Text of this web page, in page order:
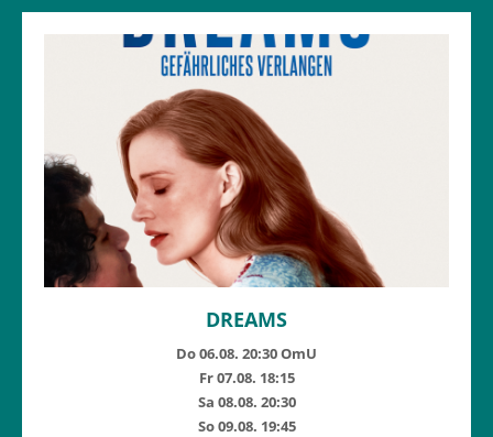
DREAMS
Do 06.08. 20:30 OmU
Fr 07.08. 18:15
Sa 08.08. 20:30
So 09.08. 19:45